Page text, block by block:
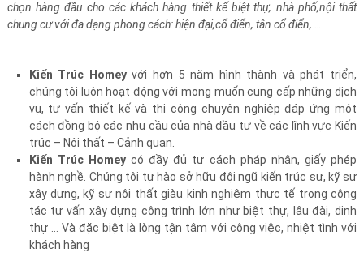
chọn hàng đầu cho các khách hàng thiết kế biệt thự, nhà phố,nội thất
chung cư với đa dạng phong cách: hiện đại,cổ điển, tân cổ điển, …
Kiến Trúc Homeyvới hơn 5 năm hình thành và phát triển,
chúng tôi luôn hoạt động với mong muốn cung cấp những dịch
vụ, tư vấn thiết kế và thi công chuyên nghiệp đáp ứng một
cách đồng bộ các nhu cầu của nhà đầu tư về các lĩnh vực Kiến
trúc – Nội thất – Cảnh quan.
Kiến Trúc Homeycó đầy đủ tư cách pháp nhân, giấy phép
hành nghề. Chúng tôi tự hào sở hữu đội ngũ kiến trúc sư, kỹ sư
xây dựng, kỹ sư nội thất giàu kinh nghiệm thực tế trong công
tác tư vấn xây dựng công trình lớn như biệt thự, lâu đài, dinh
thự … Và đặc biệt là lòng tận tâm với công việc, nhiệt tình với
khách hàng